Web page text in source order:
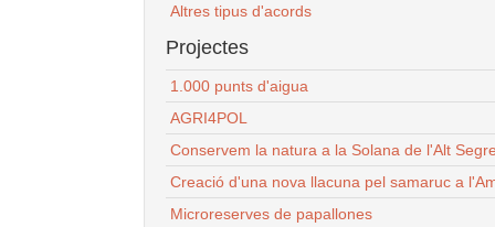
Altres tipus d'acords
Projectes
1.000 punts d'aigua
AGRI4POL
Conservem la natura a la Solana de l'Alt
Creació d'una nova llacuna pel samaruc a
Microreserves de papallones